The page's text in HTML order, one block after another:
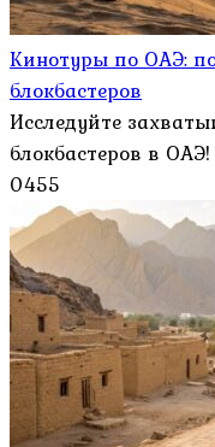
Кинотуры по ОАЭ:
блокбастеров
Исследуйте
блокбастеров в ОАЭ!
0455